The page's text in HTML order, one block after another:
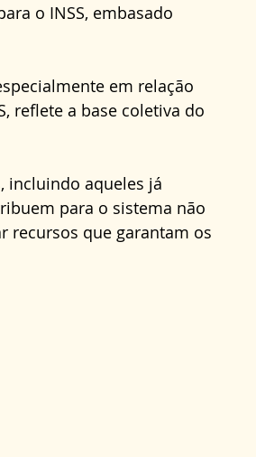
o INSS, embasado
em relação
reflete a base coletiva do
incluindo aqueles já
para o sistema não
recursos que garantam os